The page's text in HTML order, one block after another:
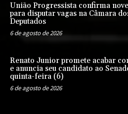
União Progressista confirma
para disputar vagas na Câmara
Deputados
6 de agosto de 2026
Renato Junior promete acabar
e anuncia seu candidato ao
quinta-feira (6)
6 de agosto de 2026